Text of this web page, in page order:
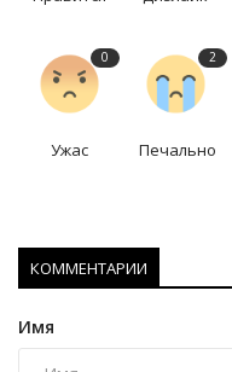
0
Ужас
2
Печально
КОММЕНТАРИИ
Имя